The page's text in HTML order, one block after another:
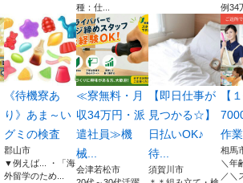
種：仕...
例34
《待機寮あ
り》あま～い
グミの検査
郡山市
▼例えば... ・「海
外留学のため...
≪寮無料・月
収34万円・派
遣社員≫機
械...
会津若松市
【即日仕事が
見つかる☆】
日払いOK♪
待...
須賀川市
【
作
相馬
＼年
／＼